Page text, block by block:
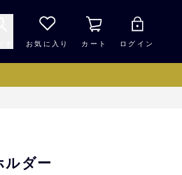
ローズ☆ポンタ
お気に入り カート ログイン
ダー